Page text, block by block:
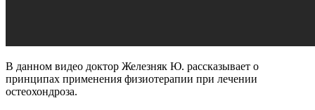
В данном видео доктор Железняк Ю. рассказывает о
принципах применения физиотерапии при лечении
остеохондроза.